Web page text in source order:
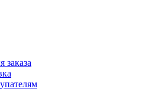
заказа